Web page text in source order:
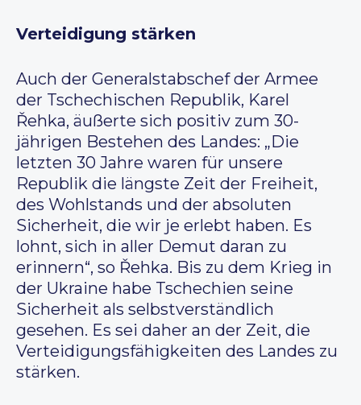
Verteidigung stärken
Auch der Generalstabschef der Armee
der Tschechischen Republik, Karel
Řehka, äußerte sich positiv zum 30-
jährigen Bestehen des Landes: „Die
letzten 30 Jahre waren für unsere
Republik die längste Zeit der Freiheit,
des Wohlstands und der absoluten
Sicherheit, die wir je erlebt haben. Es
lohnt, sich in aller Demut daran zu
erinnern“, so Řehka. Bis zu dem Krieg in
der Ukraine habe Tschechien seine
Sicherheit als selbstverständlich
gesehen. Es sei daher an der Zeit, die
Verteidigungsfähigkeiten des Landes zu
stärken.